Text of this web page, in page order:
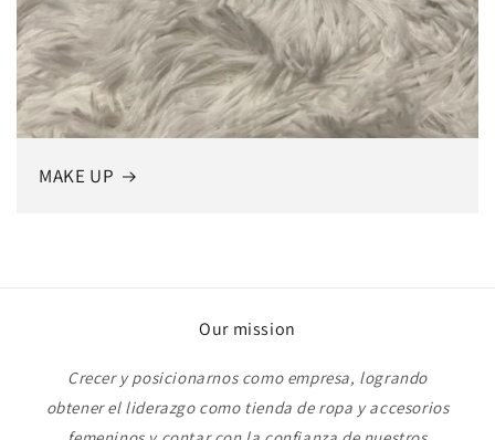
MAKE UP
Our mission
Crecer y posicionarnos como empresa, logrando
obtener el liderazgo como tienda de ropa y accesorios